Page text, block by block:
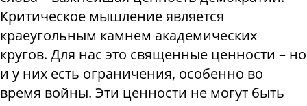
Критическое мышление является
краеугольным камнем академических
кругов. Для нас это священные ценности – но
и у них есть ограничения, особенно во
время войны. Эти ценности не могут быть